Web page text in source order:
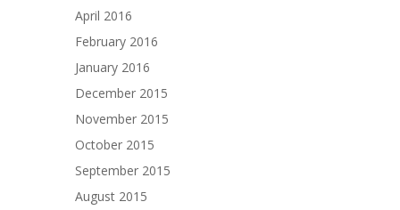
April 2016
February 2016
January 2016
December 2015
November 2015
October 2015
September 2015
August 2015